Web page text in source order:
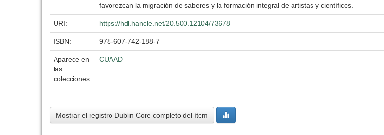
favorezcan la migración de saberes y la formación integral de artistas y científicos.
URI: https://hdl.handle.net/20.500.12104/73678
ISBN: 978-607-742-188-7
Aparece en
las
colecciones:
CUAAD
Mostrar el registro Dublin Core completo del ítem